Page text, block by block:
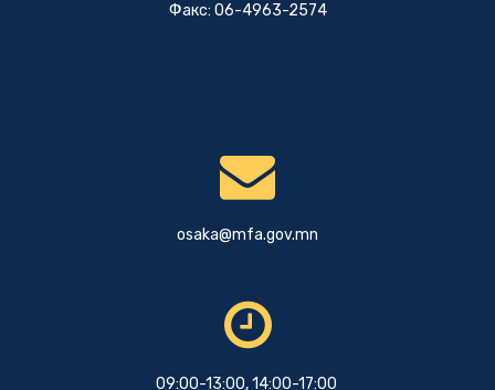
Факс: 06-4963-2574
osaka@mfa.gov.mn
09:00-13:00, 14:00-17:00